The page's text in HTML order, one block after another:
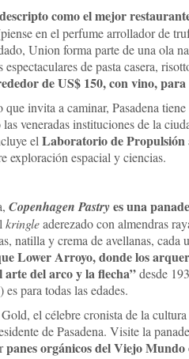
como el mejor
en el perfume arrollador de
Union forma parte de una ola
de pasta casera,
de US$ 150, con vino, para
que invita a caminar, Pasadena
veneradas instituciones de la
el Laboratorio de
exploración espacial y ciencias.
Copenhagen Pastryes una
kringleaderezado con almendras
natilla y crema de avellanas, cada
Lower Arroyo, donde los
arte del arco y la flecha”desde
para todas las edades.
el célebre cronista de la
de Pasadena. Visite la
panes orgánicos del Viejo Mundo